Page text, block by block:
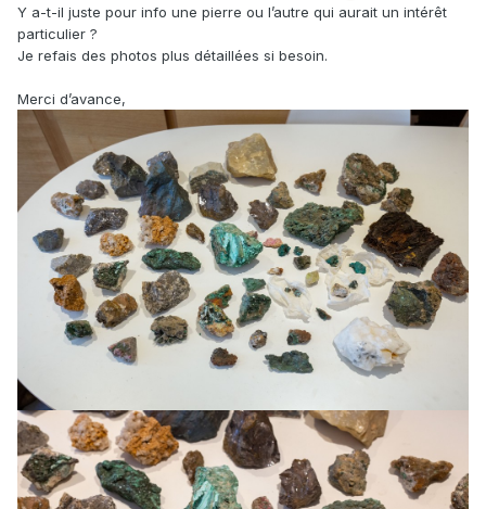
Y a-t-il juste pour info une pierre ou l’autre qui aurait un intérêt
particulier ?
Je refais des photos plus détaillées si besoin.
Merci d’avance,